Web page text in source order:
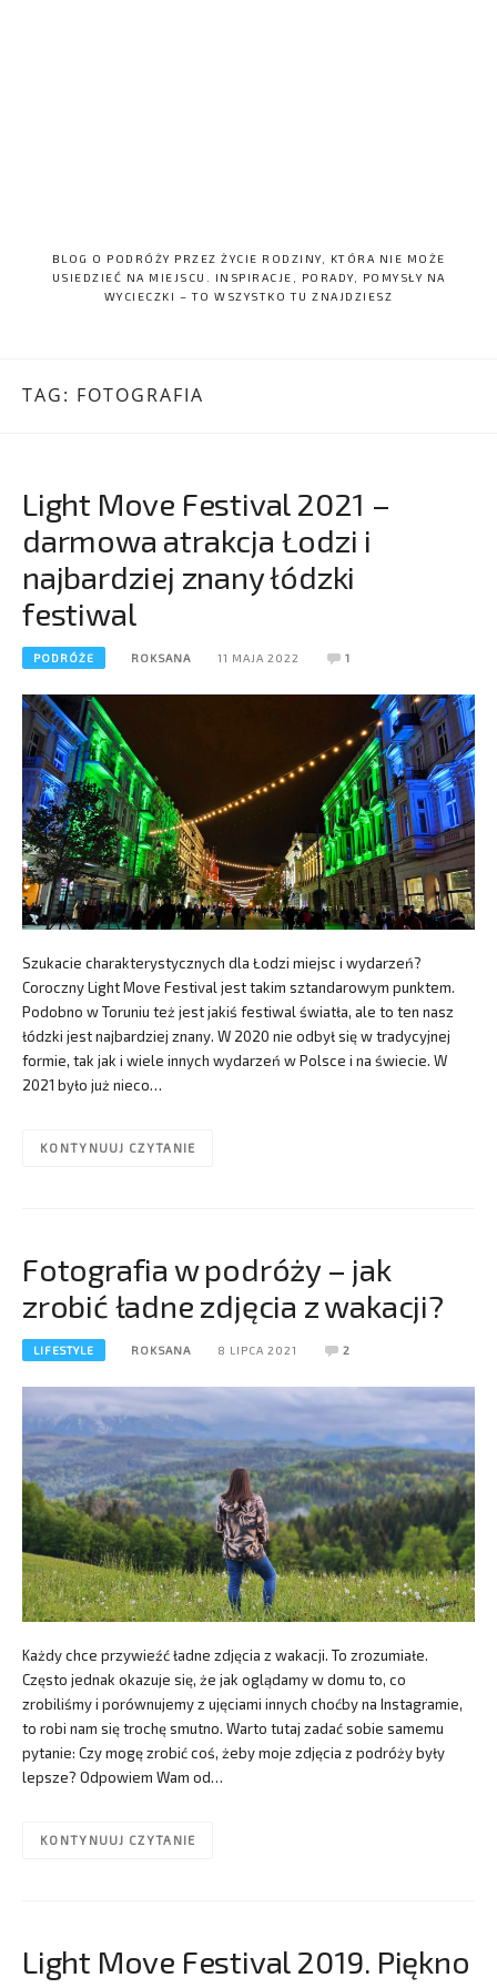
BLOG O PODRÓŻY PRZEZ ŻYCIE RODZINY, KTÓRA NIE MOŻE
USIEDZIEĆ NA MIEJSCU. INSPIRACJE, PORADY, POMYSŁY NA
WYCIECZKI – TO WSZYSTKO TU ZNAJDZIESZ
TAG: FOTOGRAFIA
Light Move Festival 2021 –
darmowa atrakcja Łodzi i
najbardziej znany łódzki
festiwal
PODRÓŻE ROKSANA 11 MAJA 2022 1
Szukacie charakterystycznych dla Łodzi miejsc i wydarzeń?
Coroczny Light Move Festival jest takim sztandarowym punktem.
Podobno w Toruniu też jest jakiś festiwal światła, ale to ten nasz
łódzki jest najbardziej znany. W 2020 nie odbył się w tradycyjnej
formie, tak jak i wiele innych wydarzeń w Polsce i na świecie. W
2021 było już nieco…
KONTYNUUJ CZYTANIE
Fotografia w podróży – jak
zrobić ładne zdjęcia z wakacji?
LIFESTYLE ROKSANA 8 LIPCA 2021 2
Każdy chce przywieźć ładne zdjęcia z wakacji. To zrozumiałe.
Często jednak okazuje się, że jak oglądamy w domu to, co
zrobiliśmy i porównujemy z ujęciami innych choćby na Instagramie,
to robi nam się trochę smutno. Warto tutaj zadać sobie samemu
pytanie: Czy mogę zrobić coś, żeby moje zdjęcia z podróży były
lepsze? Odpowiem Wam od…
KONTYNUUJ CZYTANIE
Light Move Festival 2019. Piękno